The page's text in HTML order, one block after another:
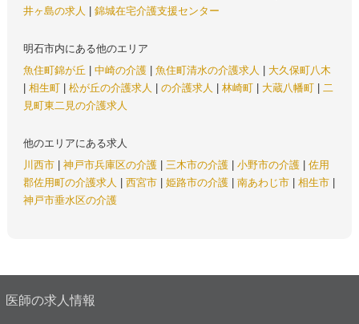
井ヶ島の求人
錦城在宅介護支援センター
明石市内にある他のエリア
魚住町錦が丘
中崎の介護 魚住町清水の介護求人
大久保町八木
相生町 松が丘の介護求人 の介護求人 林崎町 大蔵八幡町
二
見町東二見の介護求人
他のエリアにある求人
川西市
神戸市兵庫区の介護 三木市の介護 小野市の介護
佐用
郡佐用町の介護求人
西宮市 姫路市の介護 南あわじ市 相生市
神戸市垂水区の介護
医師の求人情報